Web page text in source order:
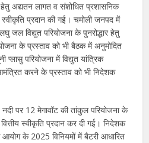
हेतु अद्यतन लागत व संशोधित प्रशासनिक
प्रदान की गई। चमोली जनपद में
जल विद्युत परियोजना के पुनरोद्धार हेतु
के प्रस्ताव को भी बैठक में अनुमोदित
प्लासु परियोजना में विद्युत यांत्रिक
करने के प्रस्ताव को भी निदेशक
पर 12 मेगावॉट की तांकुल परियोजना के
स्वीकृति प्रदान कर दी गई। निदेशक
के 2025 विनियमों में बैटरी आधारित